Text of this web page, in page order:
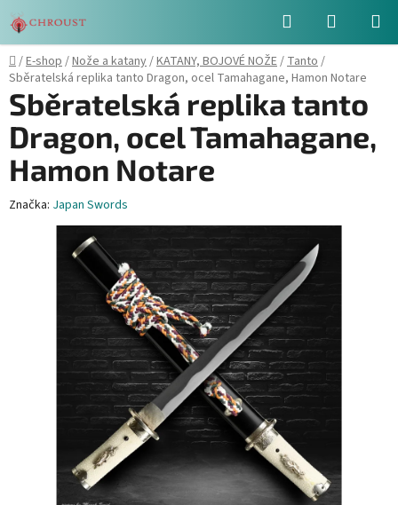
na
obsah
Hledat
KOŠÍK
Domů
/E-shop/Nože a katany/KATANY, BOJOVÉ NOŽE/Tanto/
Sběratelská replika tanto Dragon, ocel Tamahagane, Hamon Notare
Sběratelská replika tanto
Dragon, ocel Tamahagane,
Hamon Notare
Značka: Japan Swords